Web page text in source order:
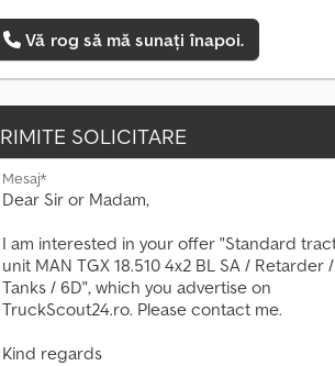
Vă rog să mă sunați înapoi.
SOLICITARE
Mesaj*